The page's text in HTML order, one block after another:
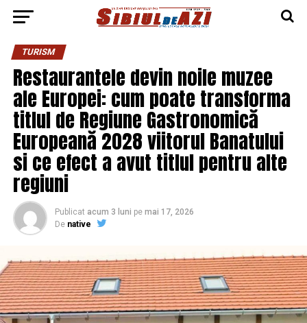
TURISM
Restaurantele devin noile muzee
ale Europei: cum poate transforma
titlul de Regiune Gastronomică
Europeană 2028 viitorul Banatului
si ce efect a avut titlul pentru alte
regiuni
Publicat acum 3 luni pe mai 17, 2026
De native